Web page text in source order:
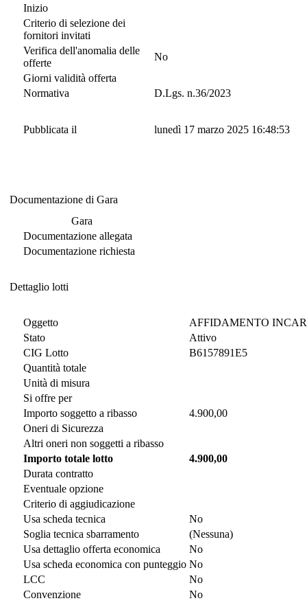
Inizio
Criterio di selezione dei
fornitori invitati
Verifica dell'anomalia delle
offerte
No
Giorni validità offerta
Normativa
D.Lgs. n.36/2023
Pubblicata il lunedì 17 marzo 2025 16:48:53
Documentazione di Gara
Gara
Documentazione allegata
Documentazione richiesta
Dettaglio lotti
Oggetto
AFFIDAMENTO
Stato
Attivo
CIG Lotto
B6157891E5
Quantità totale
Unità di misura
Si offre per
Importo soggetto a ribasso
4.900,00
Oneri di Sicurezza
Altri oneri non soggetti a ribasso
Importo totale lotto
4.900,00
Durata contratto
Eventuale opzione
Criterio di aggiudicazione
Usa scheda tecnica
No
Soglia tecnica sbarramento
(Nessuna)
Usa dettaglio offerta economica
No
Usa scheda economica con punteggio No
LCC
No
Convenzione
No